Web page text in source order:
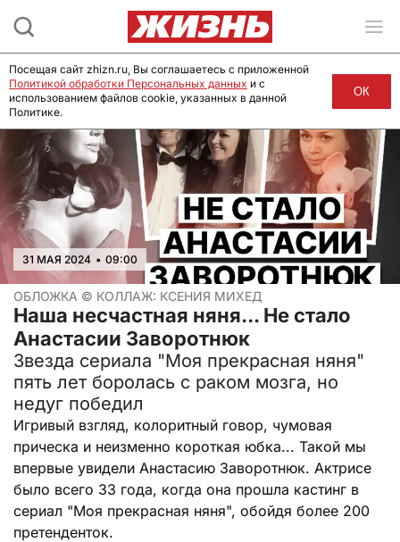
31 МАЯ 2024 • 09:00
ОБЛОЖКА © КОЛЛАЖ: КСЕНИЯ МИХЕД
Наша несчастная няня... Не стало
Анастасии Заворотнюк
Звезда сериала "Моя прекрасная няня"
пять лет боролась с раком мозга, но
недуг победил
Игривый взгляд, колоритный говор, чумовая
прическа и неизменно короткая юбка... Такой мы
впервые увидели Анастасию Заворотнюк. Актрисе
было всего 33 года, когда она прошла кастинг в
сериал "Моя прекрасная няня", обойдя более 200
претенденток.
Посещая сайт zhizn.ru, Вы соглашаетесь с приложенной
Политикой обработки Персональных данных и с
использованием файлов cookie, указанных в данной
Политике.
ОК